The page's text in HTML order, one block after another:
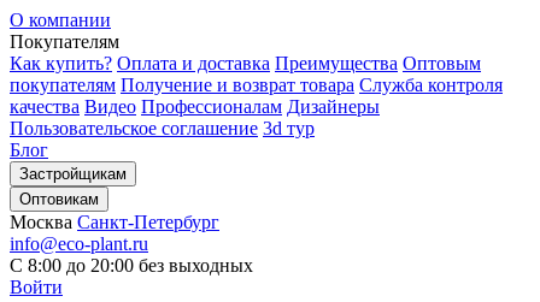
О компании
Покупателям
Как купить? Оплата и доставка Преимущества Оптовым
покупателям Получение и возврат товара Служба контроля
качества Видео Профессионалам Дизайнеры
Пользовательское соглашение 3d тур
Блог
Застройщикам
Оптовикам
Москва Санкт-Петербург
info@eco-plant.ru
С 8:00 до 20:00 без выходных
Войти